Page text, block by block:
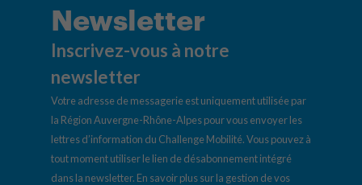
Newsletter
Inscrivez-vous à notre
newsletter
Votre adresse de messagerie est uniquement utilisée par
la Région Auvergne-Rhône-Alpes pour vous envoyer les
lettres d’information du Challenge Mobilité. Vous pouvez à
tout moment utiliser le lien de désabonnement intégré
dans la newsletter. En savoir plus sur la gestion de vos